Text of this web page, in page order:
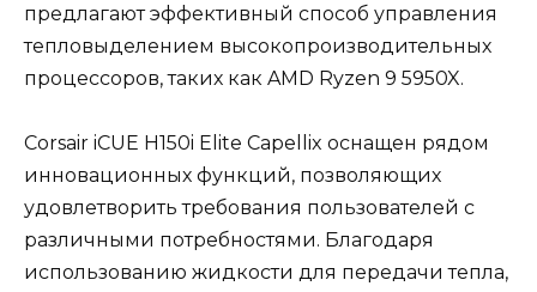
предлагают эффективный способ управления
тепловыделением высокопроизводительных
процессоров, таких как AMD Ryzen 9 5950X.
Corsair iCUE H150i Elite Capellix оснащен рядом
инновационных функций, позволяющих
удовлетворить требования пользователей с
различными потребностями. Благодаря
использованию жидкости для передачи тепла,